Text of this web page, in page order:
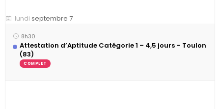
lundi septembre 7
8h30
Attestation d’Aptitude Catégorie 1 – 4,5 jours – Toulon
(83)
COMPLET